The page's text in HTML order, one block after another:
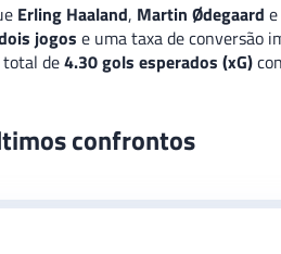
Erling Haaland, Martin Ødegaard
jogos e uma taxa de conversão
de4.30 gols esperados (xG)
confrontos